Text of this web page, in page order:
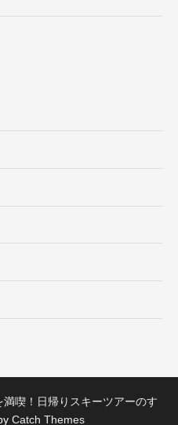
満喫！日帰りスキーツアーのす
Catch Themes